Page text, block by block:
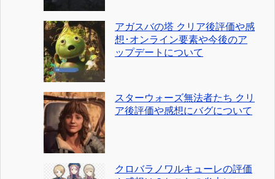
アガスバの塔 クリア後評価や感
想･オンライン要素や今後のア
ップデートについて
スターウォーズ無法者たち クリ
ア後評価や感想にバグについて
クロバラノワルキューレの評価